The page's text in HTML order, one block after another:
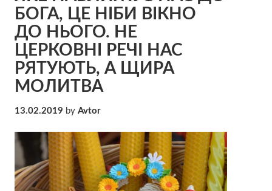
БОГА, ЦЕ НІБИ ВІКНО
ДО НЬОГО. НЕ
ЦЕРКОВНІ РЕЧІ НАС
РЯТУЮТЬ, А ЩИРА
МОЛИТВА
13.02.2019 by Avtor